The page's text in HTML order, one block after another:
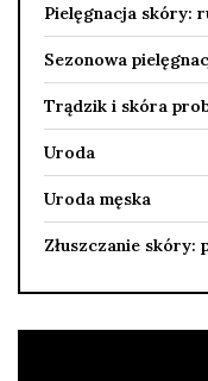
Pielęgnacja skóry:
Sezonowa
Trądzik i skóra
Uroda
Uroda męska
Złuszczanie skóry: